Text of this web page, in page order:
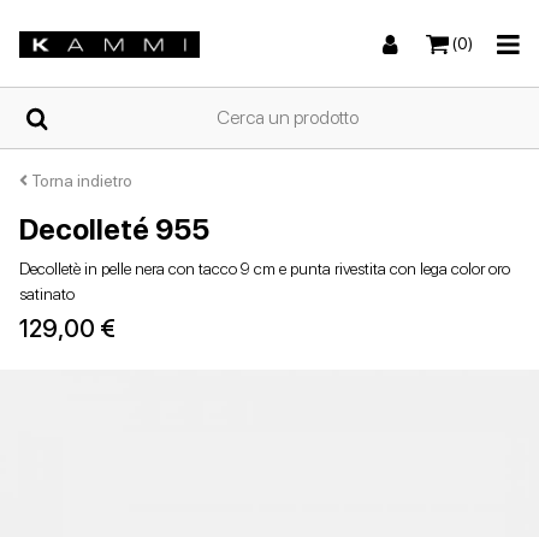
(0)
HOME
CHI
SIAMO
NEGOZI
SneakersSandali bassi
SneakersStivali e stivaletti
Torna indietro
Decolleté 955
Decolletè in pelle nera con tacco 9 cm e punta rivestita con lega color oro
satinato
129,00 €